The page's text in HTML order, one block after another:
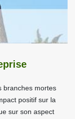
branches mortes
positif sur la
sur son aspect